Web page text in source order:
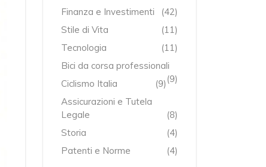
Finanza e Investimenti
(42)
Stile di Vita
(11)
Tecnologia
(11)
Bici da corsa professionali
(9)
Ciclismo Italia
(9)
Assicurazioni e Tutela
Legale
(8)
Storia
(4)
Patenti e Norme
(4)